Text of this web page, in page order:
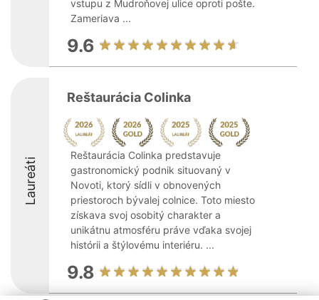
vstupu z Mudroňovej ulice oproti pošte.
Zameriava ...
9.6
Laureáti
Reštaurácia Colinka
Reštaurácia Colinka predstavuje
gastronomický podnik situovaný v
Novoti, ktorý sídli v obnovených
priestoroch bývalej colnice. Toto miesto
získava svoj osobitý charakter a
unikátnu atmosféru práve vďaka svojej
histórii a štýlovému interiéru. ...
9.8